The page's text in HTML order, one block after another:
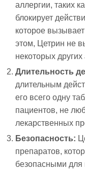
аллергии, таких
блокирует
которое
этом, Цетрин не
некоторых
Длительность
длительным
его всего одну
пациентов, не
лекарственных
Безопасность:
препаратов,
безопасными для